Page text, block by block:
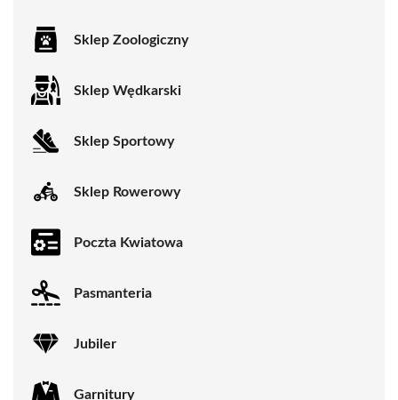
Sklep Zoologiczny
Sklep Wędkarski
Sklep Sportowy
Sklep Rowerowy
Poczta Kwiatowa
Pasmanteria
Jubiler
Garnitury